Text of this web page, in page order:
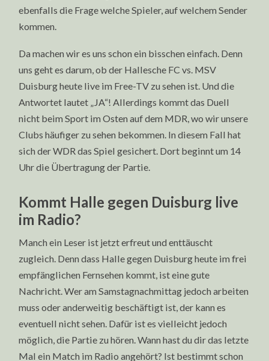
ebenfalls die Frage welche Spieler, auf welchem Sender
kommen.
Da machen wir es uns schon ein bisschen einfach. Denn
uns geht es darum, ob der Hallesche FC vs. MSV
Duisburg heute live im Free-TV zu sehen ist. Und die
Antwortet lautet „JA“! Allerdings kommt das Duell
nicht beim Sport im Osten auf dem MDR, wo wir unsere
Clubs häufiger zu sehen bekommen. In diesem Fall hat
sich der WDR das Spiel gesichert. Dort beginnt um 14
Uhr die Übertragung der Partie.
Kommt Halle gegen Duisburg live
im Radio?
Manch ein Leser ist jetzt erfreut und enttäuscht
zugleich. Denn dass Halle gegen Duisburg heute im frei
empfänglichen Fernsehen kommt, ist eine gute
Nachricht. Wer am Samstagnachmittag jedoch arbeiten
muss oder anderweitig beschäftigt ist, der kann es
eventuell nicht sehen. Dafür ist es vielleicht jedoch
möglich, die Partie zu hören. Wann hast du dir das letzte
Mal ein Match im Radio angehört? Ist bestimmt schon